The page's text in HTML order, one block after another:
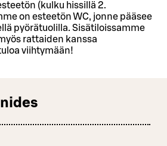
(kulku hissillä 2.
on esteetön WC, jonne pääsee
pyörätuolilla. Sisätiloissamme
rattaiden kanssa
viihtymään!